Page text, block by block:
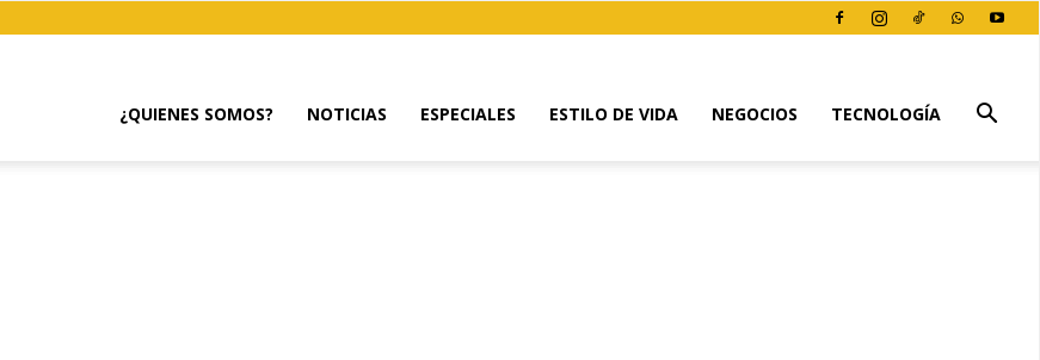
¿QUIENES SOMOS? NOTICIAS ESPECIALES ESTILO DE VIDA NEGOCIOS TECNOLOGÍA